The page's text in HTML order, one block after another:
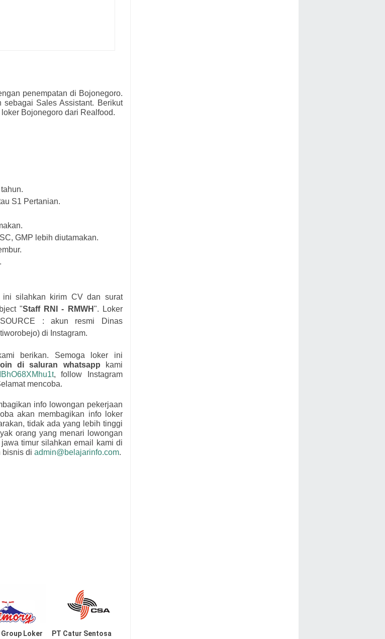
penempatan di Bojonegoro.
sebagai Sales Assistant. Berikut
Bojonegoro dari Realfood.
S1 Pertanian.
GMP lebih diutamakan.
ini silahkan kirim CV dan surat
"Staff RNI - RMWH". Loker
: akun resmi
Dinas
di Instagram.
berikan. Semoga loker ini
di saluran whatsapp kami
, follow Instagram
mencoba.
info lowongan pekerjaan
akan membagikan info loker
tidak ada yang lebih tinggi
orang yang menari lowongan
timur silahkan email kami di
bisnis di admin@belajarinfo.com.
Loker
PT Catur Sentosa